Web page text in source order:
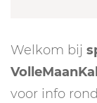
Welkom bij
voor info